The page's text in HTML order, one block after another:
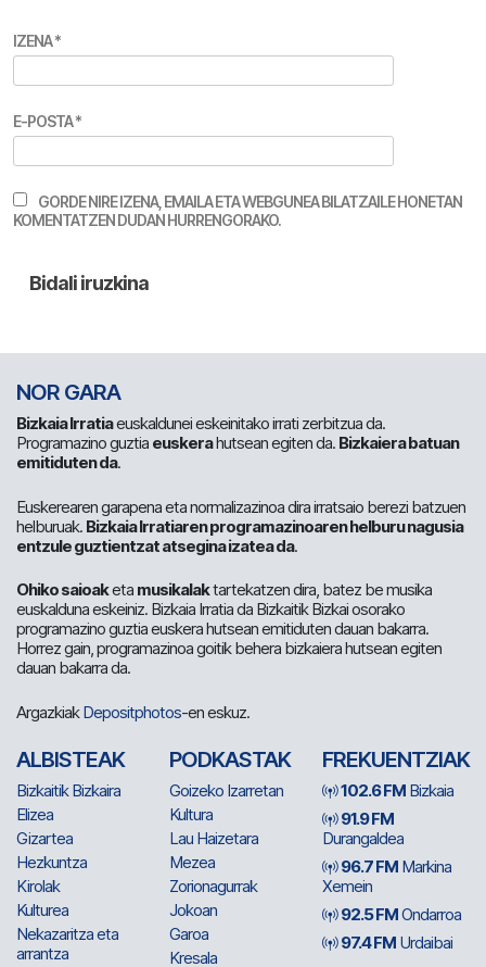
IZENA*
E-POSTA*
GORDE NIRE IZENA, EMAILA ETA WEBGUNEA BILATZAILE HONETAN
KOMENTATZEN DUDAN HURRENGORAKO.
NOR GARA
Bizkaia Irratiaeuskaldunei eskeinitako irrati zerbitzua da.
Programazino guztia euskerahutsean egiten da. Bizkaiera batuan
emitiduten da.
Euskerearen garapena eta normalizazinoa dira irratsaio berezi batzuen
helburuak. Bizkaia Irratiaren programazinoaren helburu nagusia
entzule guztientzat atsegina izatea da.
Ohiko saioaketa musikalaktartekatzen dira, batez be musika
euskalduna eskeiniz. Bizkaia Irratia da Bizkaitik Bizkai osorako
programazino guztia euskera hutsean emitiduten dauan bakarra.
Horrez gain, programazinoa goitik behera bizkaiera hutsean egiten
dauan bakarra da.
ArgazkiakDepositphotos-en eskuz.
ALBISTEAK
Bizkaitik Bizkaira
Elizea
Gizartea
Hezkuntza
Kirolak
Kulturea
Nekazaritza eta
arrantza
PODKASTAK
Goizeko Izarretan
Kultura
Lau Haizetara
Mezea
Zorionagurrak
Jokoan
Garoa
Kresala
FREKUENTZIAK
102.6 FM Bizkaia
91.9 FM
Durangaldea
96.7 FM Markina
Xemein
92.5 FMOndarroa
97.4 FM Urdaibai